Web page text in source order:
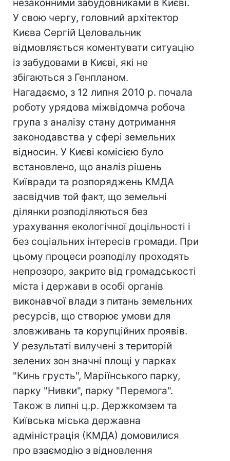
незаконними забудовниками в Києві.
У свою чергу, головний архітектор
Києва Сергій Целовальник
відмовляється коментувати ситуацію
із забудовами в Києві, які не
збігаються з Генпланом.
Нагадаємо, з 12 липня 2010 р. почала
роботу урядова міжвідомча робоча
група з аналізу стану дотримання
законодавства у сфері земельних
відносин. У Києві комісією було
встановлено, що аналіз рішень
Київради та розпоряджень КМДА
засвідчив той факт, що земельні
ділянки розподіляються без
урахування екологічної доцільності і
без соціальних інтересів громади. При
цьому процеси розподілу проходять
непрозоро, закрито від громадськості
міста і держави в особі органів
виконавчої влади з питань земельних
ресурсів, що створює умови для
зловживань та корупційних проявів.
У результаті вилучені з територій
зелених зон значні площі у парках
"Кинь грусть", Маріїнського парку,
парку "Нивки", парку "Перемога".
Також в липні ц.р. Держкомзем та
Київська міська державна
адміністрація (КМДА) домовилися
про взаємодію з відновлення